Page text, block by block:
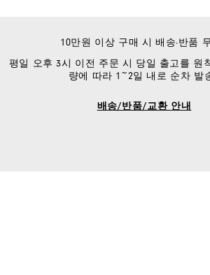
10만원 이상 구매 시 배송·반품
평일 오후 3시 이전 주문 시 당일 출고를 원
량에 따라 1~2일 내로 순차 발
배송/반품/교환 안내